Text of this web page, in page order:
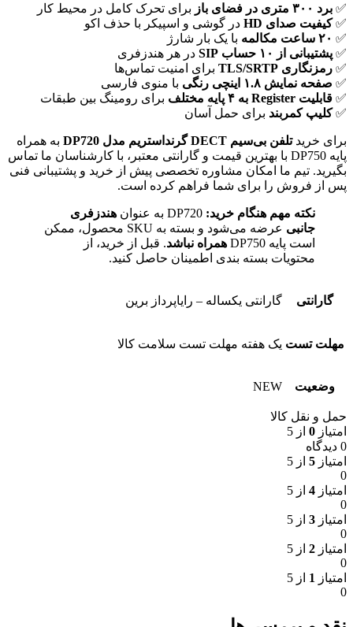
✅ برد ۳۰۰ متری در فضای باز
برای تحرک کامل در محیط کار
✅کیفیت صدای HD
در گوشی و اسپیکر با حذف اکو
✅ ۲۰ ساعت مکالمه
با یک بار شارژ
✅ پشتیبانی از ۱۰ حساب SIP
در هر هندزفری
✅ رمزنگاری TLS/SRTP
برای امنیت تماس‌ها
✅ صفحه نمایش ۱.۸ اینچی رنگی
با منوی فارسی
✅ قابلیت Register به ۴ پایه مختلف
برای رومینگ بین طبقات
✅کلیپ کمربند برای حمل آسان
برای خریدتلفن بی‌سیم DECT گرنداستریم مدل DP720
به همراه
پایه DP750 با بهترین قیمت و گارانتی معتبر، با کارشناسان ما تماس
بگیرید. تیم ما امکان مشاوره تخصصی پیش از خرید و پشتیبانی فنی
پس از فروش را برای شما فراهم کرده است.
نکته مهم هنگام خرید:
هندزفری
جانبی
عرضه می‌شود و بسته به SKU محصول، ممکن
است پایه DP750
همراه نباشد. قبل از خرید، از
محتویات بسته بندی اطمینان حاصل کنید.
گارانتی گارانتی یکساله – رایاپرداز برین
مهلت تست یک هفته مهلت تست سلامت کالا
وضعیت NEW
حمل و نقل کالا
امتیاز 0 از 5
0 دیدگاه
امتیاز 5 از 5
0
امتیاز 4 از 5
0
امتیاز 3 از 5
0
امتیاز 2 از 5
0
امتیاز 1 از 5
0